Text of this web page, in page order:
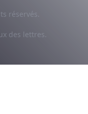
réservés.
des lettres.